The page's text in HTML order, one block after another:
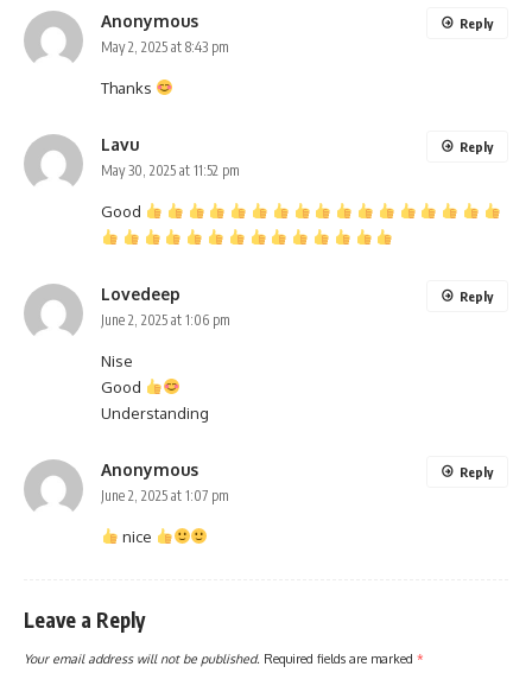
Anonymous
May 2, 2025 at 8:43 pm
Thanks
Reply
Lavu
May 30, 2025 at 11:52 pm
Good
Reply
Lovedeep
June 2, 2025 at 1:06 pm
Nise
Good
Understanding
Reply
Anonymous
June 2, 2025 at 1:07 pm
nice
Reply
Leave a Reply
Your email address will not be published. Required fields are marked *